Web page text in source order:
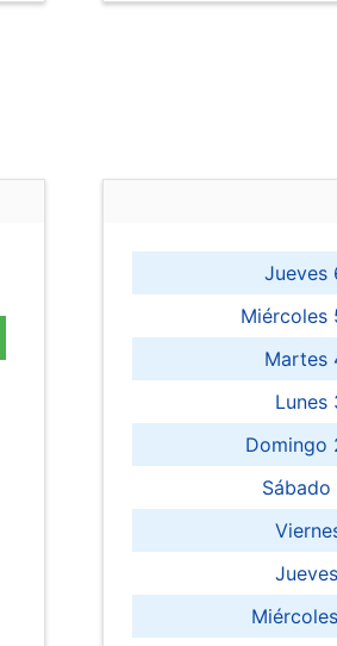
Jueves
Miércoles
Martes
Lunes
Domingo